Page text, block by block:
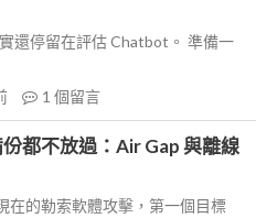
還停留在評估 Chatbot。 準備一
1 個留言
都不放過：Air Gap 與離線
在的勒索軟體攻擊，第一個目標